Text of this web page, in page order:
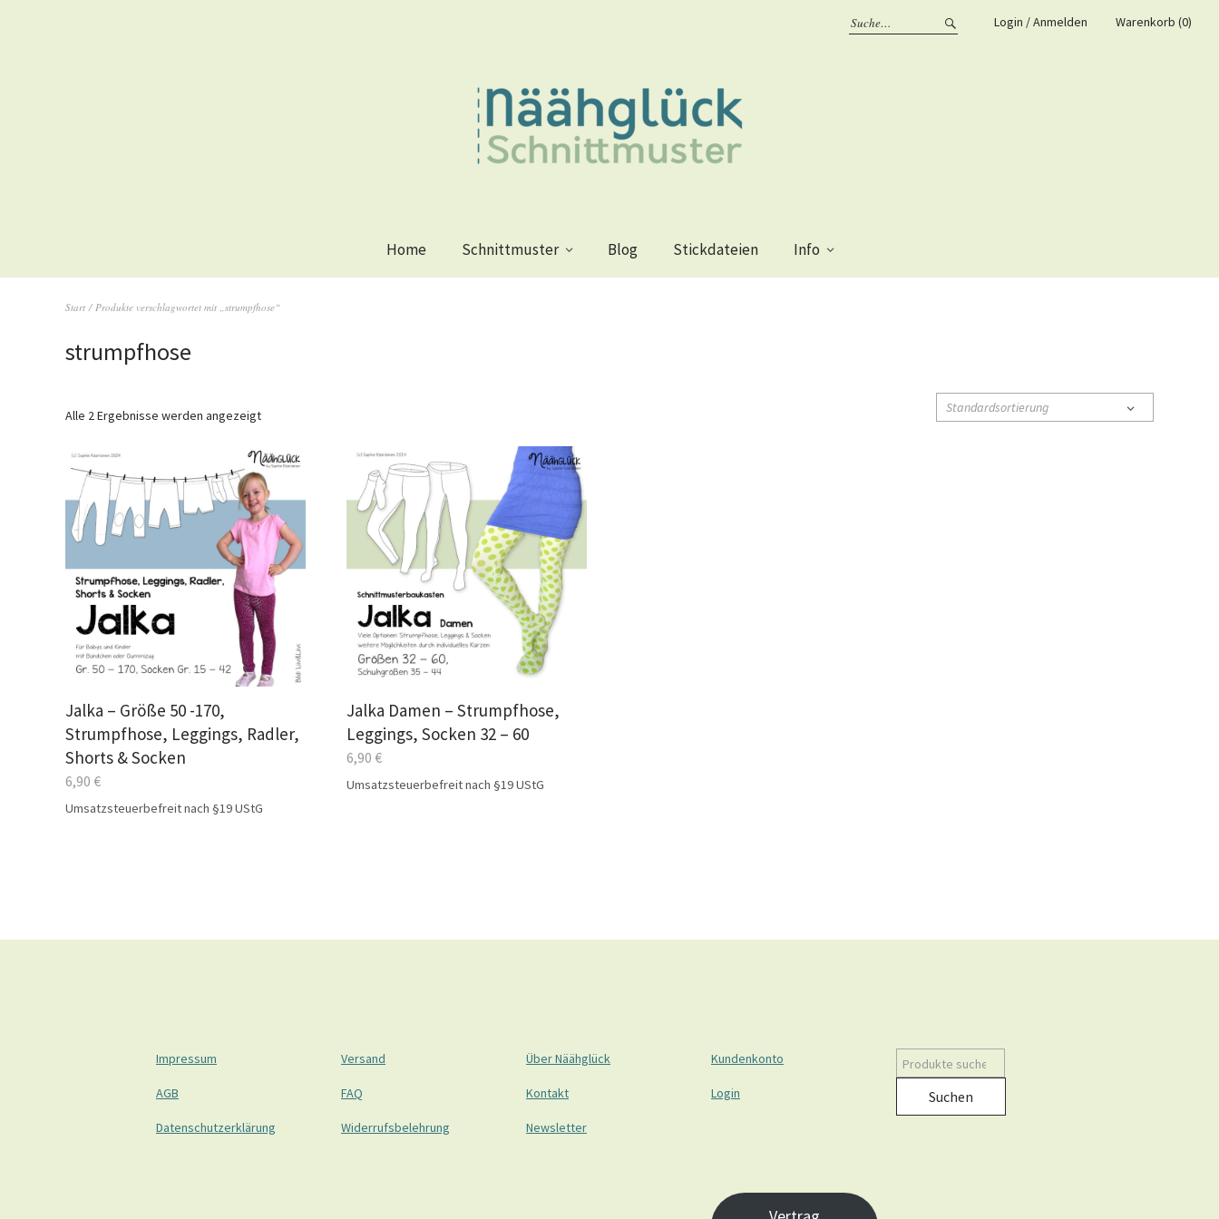
Login / Anmelden Warenkorb (0)
Home Schnittmuster Blog Stickdateien Info
Start / Produkte verschlagwortet mit „strumpfhose“
strumpfhose
Alle 2 Ergebnisse werden angezeigt
Jalka – Größe 50 -170,
Strumpfhose, Leggings, Radler,
Shorts & Socken
6,90 €
Umsatzsteuerbefreit nach §19 UStG
Jalka Damen – Strumpfhose,
Leggings, Socken 32 – 60
6,90€
Umsatzsteuerbefreit nach §19 UStG
Impressum
AGB
Datenschutzerklärung
Versand
FAQ
Widerrufsbelehrung
Über Näähglück
Kontakt
Newsletter
Kundenkonto
Login Suchen